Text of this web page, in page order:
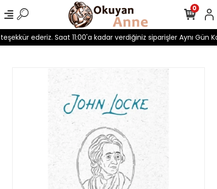
ederiz. Saat 11:00'a kadar verdiğiniz siparişler Aynı Gün
0